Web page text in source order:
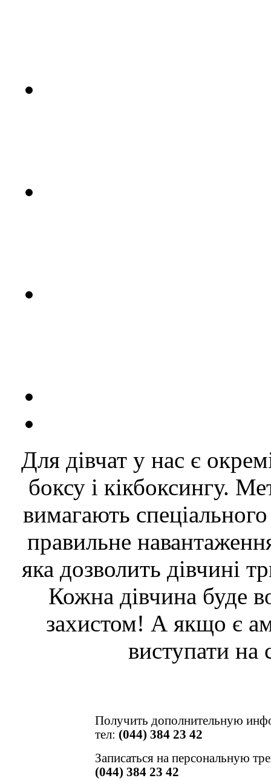
Для дівчат у нас є
боксу і кікбоксингу.
вимагають
правильне
яка дозволить дівчині
Кожна дівчина буде
захистом! А якщо є
виступати на
Получить дополнительную
тел: (044) 384 23 42
Записаться на персональную
(044) 384 23 42